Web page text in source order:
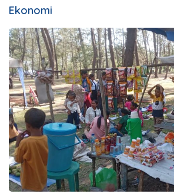
Ekonomi